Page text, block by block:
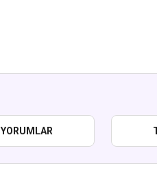
YORUMLAR